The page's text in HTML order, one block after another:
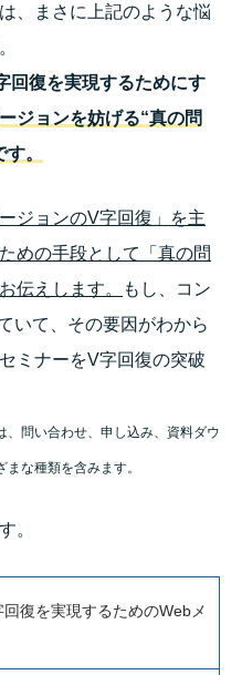
、まさに上記のような悩
回復を実現するためにす
ジョンを妨げる“真の問
。
ジョンのV字回復」を主
めの手段として「真の問
伝えします。
もし、コン
いて、その要因がわから
ミナーをV字回復の突破
問い合わせ、申し込み、資料ダウ
な種類を含みます。
。
復を実現するためのWebメ